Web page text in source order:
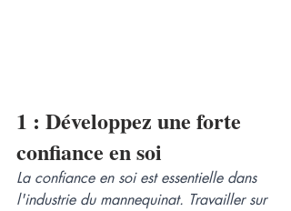
1 : Développez une forte
confiance en soi
La confiance en soi est essentielle dans
l'industrie du mannequinat. Travailler sur